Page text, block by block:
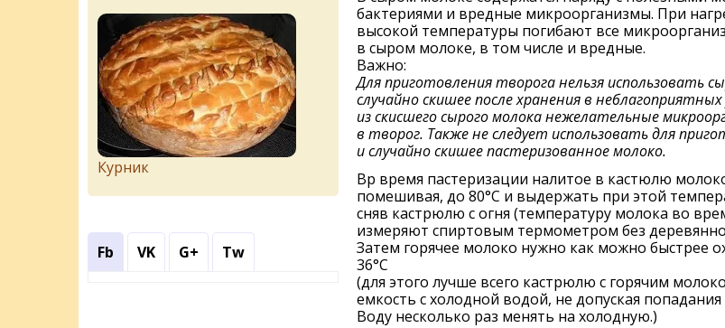
бактериями и вредные микроорганизмы. При
высокой температуры погибают все
в сыром молоке, в том числе и вредные.
Важно:
Для приготовления творога нельзя использовать
случайно скишее после хранения в
из скисшего сырого молока нежелательные
в творог. Также не следует использовать для
и случайно скишее пастеризованное молоко.
Вр время пастеризации налитое в кастюлю
помешивая, до 80°С и выдержать при этой
сняв кастрюлю с огня (температуру молока во
измеряют спиртовым термометром без
Затем горячее молоко нужно как можно быстрее
36°С
(для этого лучше всего кастрюлю с горячим
емкость с холодной водой, не допуская
Воду несколько раз менять на холодную.)
Курник
Fb VK G+ Tw